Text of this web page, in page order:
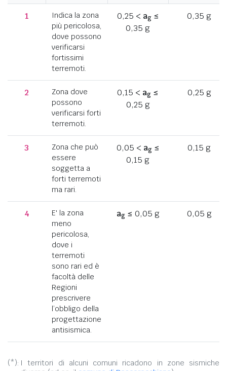
1
Indica la zona
più pericolosa,
dove possono
verificarsi
fortissimi
terremoti.
0,25 < ag≤
0,35 g
0,35 g
2
Zona dove
possono
verificarsi forti
terremoti.
0,15 < ag ≤
0,25 g
0,25 g
3
Zona che può
essere
soggetta a
forti terremoti
ma rari.
0,05 < ag≤
0,15 g
0,15 g
4
E' la zona
meno
pericolosa,
dove i
terremoti
sono rari ed è
facoltà delle
Regioni
prescrivere
l’obbligo della
progettazione
antisismica.
ag≤ 0,05 g 0,05 g
(*): I territori di alcuni comuni ricadono in zone sismiche